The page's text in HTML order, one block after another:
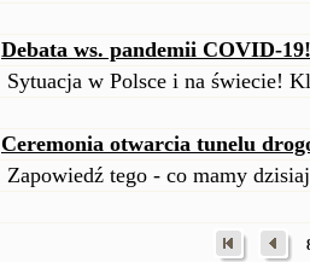
Debata ws. pandemii COVID-19!
Sytuacja w Polsce i na świecie!
Ceremonia otwarcia tunelu
Zapowiedź tego - co mamy dzisiaj